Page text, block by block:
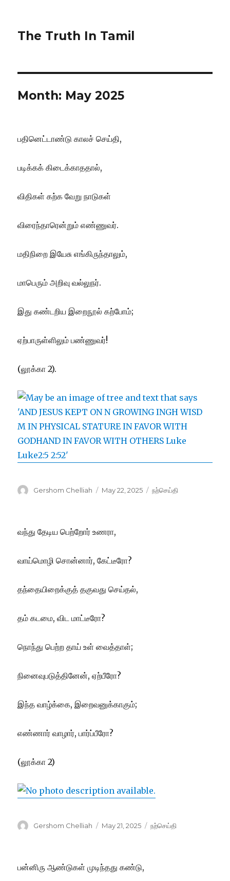
The Truth In Tamil
Month: May 2025
பதினெட்டாண்டு காலச் செய்தி,
படிக்கக் கிடைக்காததால்,
விதிகள் கற்க வேறு நாடுகள்
விரைந்தாரென்றும் எண்ணுவர்.
மதிநிறை இயேசு எங்கிருந்தாலும்,
மாபெரும் அறிவு வல்லுநர்.
இது கண்டறிய இறைநூல் கற்போம்;
ஏற்பாருள்ளிலும் பண்ணுவர்!
(லூக்கா 2).
Author
Gershom Chelliah
Posted
May 22, 2025 Categories
நற்செய்தி
வந்து தேடிய பெற்றோர் உணரா,
வாய்மொழி சொன்னார், கேட்டீரோ?
தந்தையிறைக்குத் தகுவது செய்தல்,
தம் கடமை, விட மாட்டீரோ?
நொந்து பெற்ற தாய் உள் வைத்தாள்;
நினைவுபடுத்தினேன், ஏற்பீரோ?
இந்த வாழ்க்கை, இறைவனுக்காகும்;
எண்ணார் வாழார், பார்ப்பீரோ?
(லூக்கா 2)
Author
Gershom Chelliah
Posted
May 21, 2025 Categories
நற்செய்தி
பன்னிரு ஆண்டுகள் முடிந்தது கண்டு,